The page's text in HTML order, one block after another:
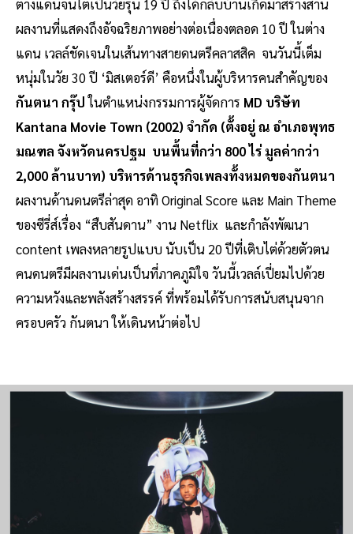
ต่างแดนจนโตเป็นวัยรุ่น 19 ปี ถึงได้กลับบ้านเกิดมาสร้างสาน
ผลงานที่แสดงถึงอัจฉริยภาพอย่างต่อเนื่องตลอด 10 ปี ในต่าง
แดน เวลล์ชัดเจนในเส้นทางสายดนตรีคลาสสิค จนวันนี้เต็ม
หนุ่มในวัย 30 ปี ‘มิสเตอร์ดี’ คือหนึ่งในผู้บริหารคนสำคัญของ
กันตนา กรุ๊ปในตำแหน่งกรรมการผู้จัดการ MD บริษัท
Kantana Movie Town (2002) จำกัด (ตั้งอยู่ ณ อำเภอพุทธ
มณฑล จังหวัดนครปฐม บนพื้นที่กว่า 800 ไร่ มูลค่ากว่า
2,000 ล้านบาท) บริหารด้านธุรกิจเพลงทั้งหมดของกันตนา
ผลงานด้านดนตรีล่าสุด อาทิ Original Score และ Main Theme
ของซีรี่ส์เรื่อง “สืบสันดาน” งาน Netflix และกำลังพัฒนา
content เพลงหลายรูปแบบ นับเป็น 20 ปีที่เติบไต่ด้วยตัวตน
คนดนตรีมีผลงานเด่นเป็นที่ภาคภูมิใจ วันนี้เวลล์เปี่ยมไปด้วย
ความหวังและพลังสร้างสรรค์ ที่พร้อมได้รับการสนับสนุนจาก
ครอบครัว กันตนา ให้เดินหน้าต่อไป